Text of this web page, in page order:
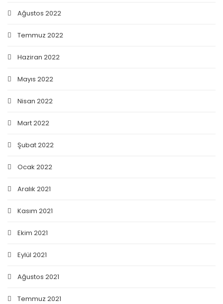
Ağustos 2022
Temmuz 2022
Haziran 2022
Mayıs 2022
Nisan 2022
Mart 2022
Şubat 2022
Ocak 2022
Aralık 2021
Kasım 2021
Ekim 2021
Eylül 2021
Ağustos 2021
Temmuz 2021